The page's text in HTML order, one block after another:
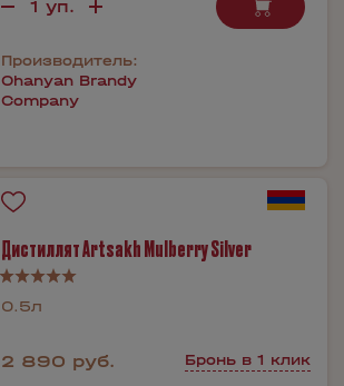
Производитель:
Ohanyan Brandy
Company
Дистиллят Artsakh Mulberry Silver
0.5л
2 890 руб. Бронь в 1 клик